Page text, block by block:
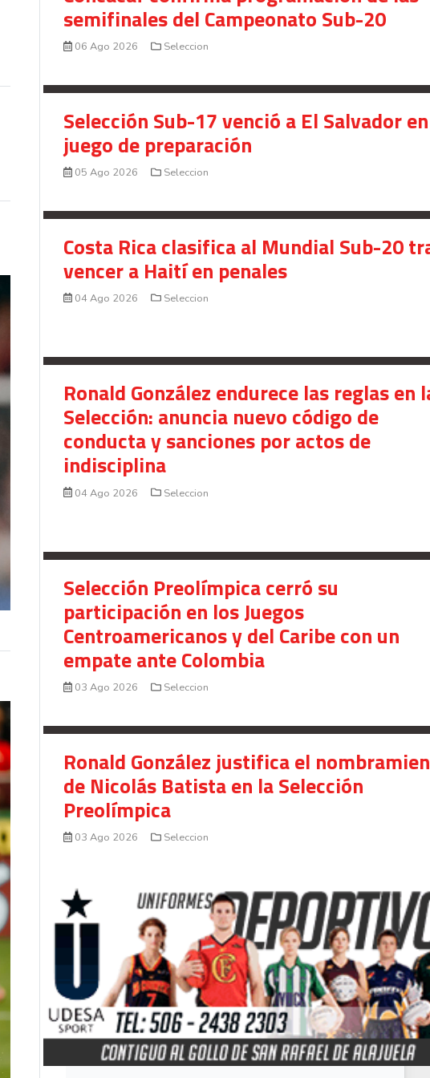
semifinales del Campeonato Sub-20
06 Ago 2026 Seleccion
Selección Sub-17 venció a El Salvador en
juego de preparación
05 Ago 2026 Seleccion
Costa Rica clasifica al Mundial Sub-20
vencer a Haití en penales
04 Ago 2026 Seleccion
Ronald González endurece las reglas en
Selección: anuncia nuevo código de
conducta y sanciones por actos de
indisciplina
04 Ago 2026 Seleccion
Selección Preolímpica cerró su
participación en los Juegos
Centroamericanos y del Caribe con un
empate ante Colombia
03 Ago 2026 Seleccion
Ronald González justifica el
de Nicolás Batista en la Selección
Preolímpica
03 Ago 2026 Seleccion